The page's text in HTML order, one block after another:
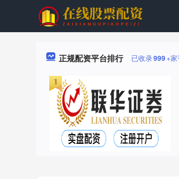
正规配资平台排行 已收录999+